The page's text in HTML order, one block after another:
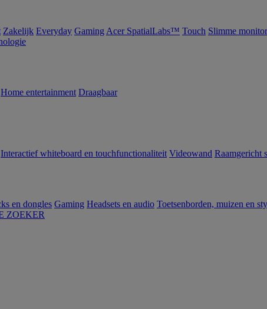
Zakelijk Everyday Gaming Acer SpatialLabs™ Touch Slimme monitor
Home entertainment Draagbaar
Interactief whiteboard en touchfunctionaliteit Videowand Raamgericht
en dongles Gaming Headsets en audio Toetsenborden, muizen en
ZOEKER